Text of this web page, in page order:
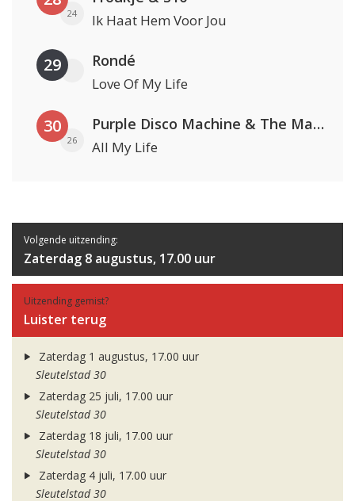
24 Ik Haat Hem Voor Jou
29 Rondé
Love Of My Life
30
26
Purple Disco Machine & The Magician
All My Life
Volgende uitzending:
Zaterdag 8 augustus, 17.00 uur
Uitzending gemist?
Luister terug
Zaterdag 1 augustus, 17.00 uur
Sleutelstad 30
Zaterdag 25 juli, 17.00 uur
Sleutelstad 30
Zaterdag 18 juli, 17.00 uur
Sleutelstad 30
Zaterdag 4 juli, 17.00 uur
Sleutelstad 30